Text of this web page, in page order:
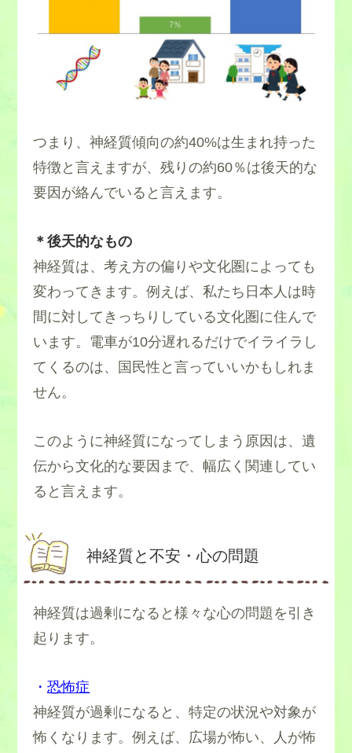
つまり、神経質傾向の約40%は生まれ持った
特徴と言えますが、残りの約60％は後天的な
要因が絡んでいると言えます。
＊後天的なもの
神経質は、考え方の偏りや文化圏によっても
変わってきます。例えば、私たち日本人は時
間に対してきっちりしている文化圏に住んで
います。電車が10分遅れるだけでイライラし
てくるのは、国民性と言っていいかもしれま
せん。
このように神経質になってしまう原因は、遺
伝から文化的な要因まで、幅広く関連してい
ると言えます。
神経質と不安・心の問題
神経質は過剰になると様々な心の問題を引き
起ります。
・恐怖症
神経質が過剰になると、特定の状況や対象が
怖くなります。例えば、広場が怖い、人が怖